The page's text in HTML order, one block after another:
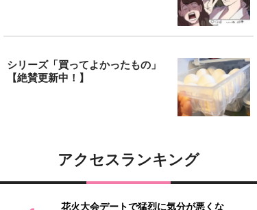
シリーズ「買ってよかったもの」
【絶賛更新中！】
アクセスランキング
花火大会デートで猛烈に気分が悪くな